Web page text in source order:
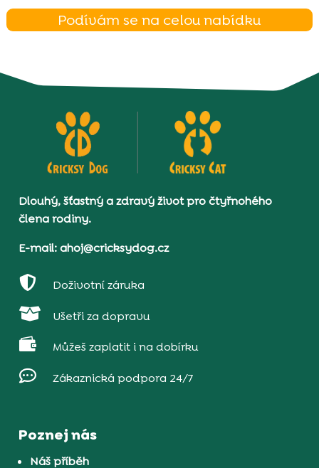
Podívám se na celou nabídku
Dlouhý, šťastný a zdravý život pro čtyřnohého
člena rodiny.
E-mail: ahoj@cricksydog.cz
 Doživotní záruka
 Ušetři za dopravu
 Můžeš zaplatit i na dobírku
 Zákaznická podpora 24/7
Poznej nás
Náš příběh